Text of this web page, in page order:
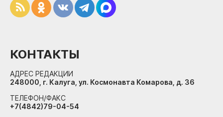
КОНТАКТЫ
АДРЕС РЕДАКЦИИ
248000, г. Калуга, ул. Космонавта Комарова, д. 36
ТЕЛЕФОН/ФАКС
+7(4842)79-04-54